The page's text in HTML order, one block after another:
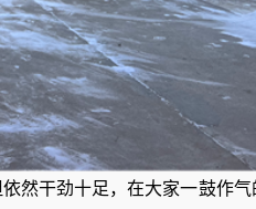
然干劲十足，在大家一鼓作